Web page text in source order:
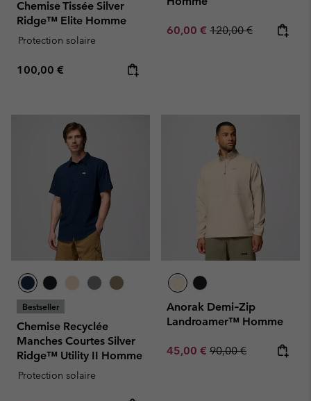
Chemise Tissée Silver
Ridge™ Elite Homme
Protection solaire
Regular price:
100,00 €
Sale price:
60,00 € Regular price:
120,00 €
Bestseller
Chemise Recyclée
Manches Courtes Silver
Ridge™ Utility II Homme
Protection solaire
Anorak Demi‑Zip
Landroamer™ Homme
Sale price:
45,00 € Regular price:
90,00 €